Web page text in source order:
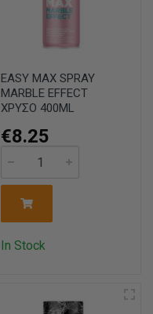
EASY MAX SPRAY
MARBLE EFFECT
ΧΡΥΣΟ 400ML
€8.25
In Stock